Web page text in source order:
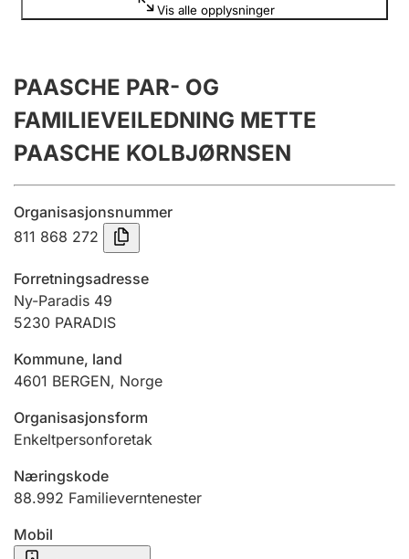
Fleire organisasjonsformer
Årsrekneskap
Innsending og forseinkingsgebyr
Jeger
Betaling og jegeravgiftskort
Ektepaktrettleiaren
Vis alle opplysninger
PAASCHE PAR- OG
FAMILIEVEILEDNING METTE
PAASCHE KOLBJØRNSEN
Organisasjonsnummer
811 868 272
Forretningsadresse
Ny-Paradis 49
5230 PARADIS
Kommune, land
4601 BERGEN, Norge
Organisasjonsform
Enkeltpersonforetak
Næringskode
88.992 Familieverntenester
Mobil